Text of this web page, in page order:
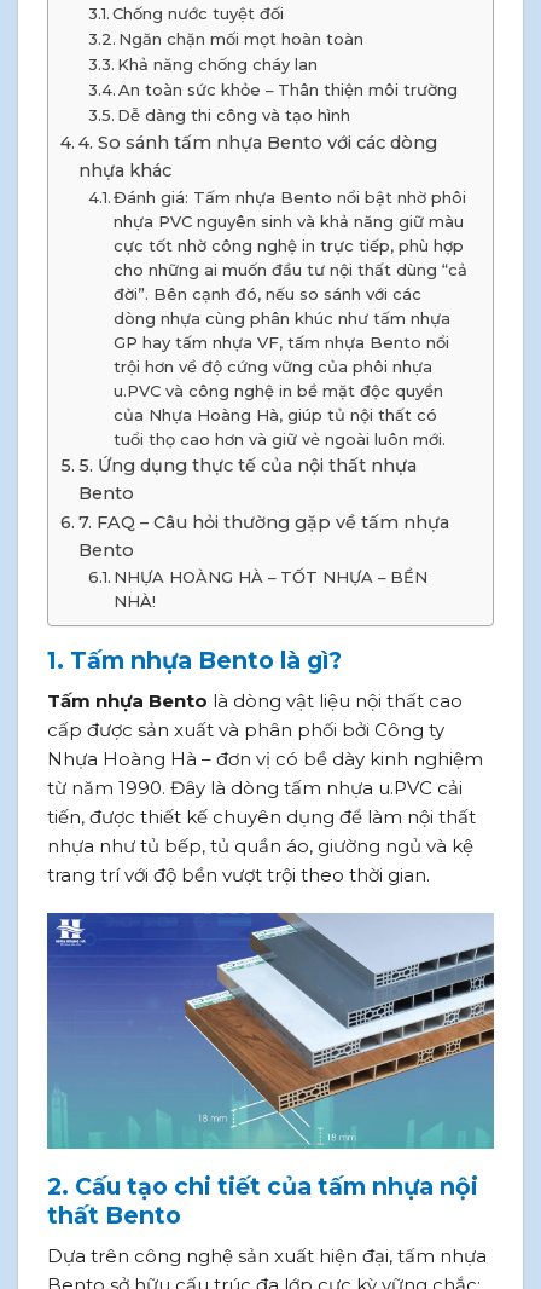
Chống nước tuyệt đối
Ngăn chặn mối mọt hoàn toàn
Khả năng chống cháy lan
An toàn sức khỏe – Thân thiện môi trường
Dễ dàng thi công và tạo hình
4. So sánh tấm nhựa Bento với các dòng
nhựa khác
Đánh giá: Tấm nhựa Bento nổi bật nhờ phôi
nhựa PVC nguyên sinh và khả năng giữ màu
cực tốt nhờ công nghệ in trực tiếp, phù hợp
cho những ai muốn đầu tư nội thất dùng “cả
đời”. Bên cạnh đó, nếu so sánh với các
dòng nhựa cùng phân khúc như tấm nhựa
GP hay tấm nhựa VF, tấm nhựa Bento nổi
trội hơn về độ cứng vững của phôi nhựa
u.PVC và công nghệ in bề mặt độc quyền
của Nhựa Hoàng Hà, giúp tủ nội thất có
tuổi thọ cao hơn và giữ vẻ ngoài luôn mới.
5. Ứng dụng thực tế của nội thất nhựa
Bento
7. FAQ – Câu hỏi thường gặp về tấm nhựa
Bento
NHỰA HOÀNG HÀ – TỐT NHỰA – BỀN
NHÀ!
1. Tấm nhựa Bento là gì?
Tấm nhựa Bento là dòng vật liệu nội thất cao
cấp được sản xuất và phân phối bởi Công ty
Nhựa Hoàng Hà – đơn vị có bề dày kinh nghiệm
từ năm 1990. Đây là dòng tấm nhựa u.PVC cải
tiến, được thiết kế chuyên dụng để làm nội thất
nhựa như tủ bếp, tủ quần áo, giường ngủ và kệ
trang trí với độ bền vượt trội theo thời gian.
2. Cấu tạo chi tiết của tấm nhựa nội
thất Bento
Dựa trên công nghệ sản xuất hiện đại, tấm nhựa
Bento sở hữu cấu trúc đa lớp cực kỳ vững chắc: